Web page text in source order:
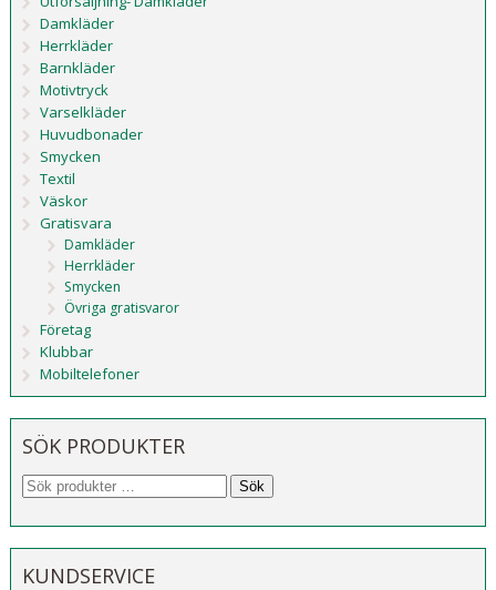
Damkläder
Herrkläder
Barnkläder
Motivtryck
Varselkläder
Huvudbonader
Smycken
Textil
Väskor
Gratisvara
Damkläder
Herrkläder
Smycken
Övriga gratisvaror
Företag
Klubbar
Mobiltelefoner
SÖK PRODUKTER
Sök
KUNDSERVICE